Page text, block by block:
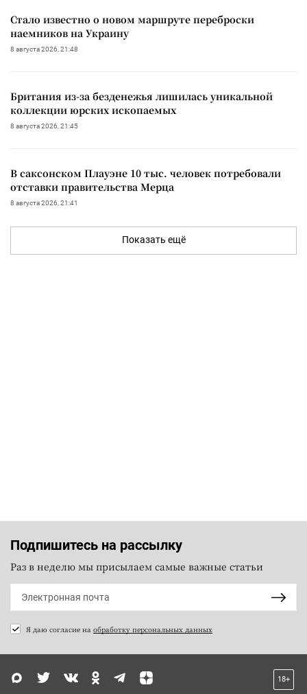
Стало известно о новом маршруте переброски
наемников на Украину
8 августа 2026, 21:48
Британия из-за безденежья лишилась уникальной
коллекции юрских ископаемых
8 августа 2026, 21:45
В саксонском Плауэне 10 тыс. человек потребовали
отставки правительства Мерца
8 августа 2026, 21:41
Показать ещё
Подпишитесь на рассылку
Раз в неделю мы присылаем самые важные статьи
Я даю согласие на обработку персональных данных
18+